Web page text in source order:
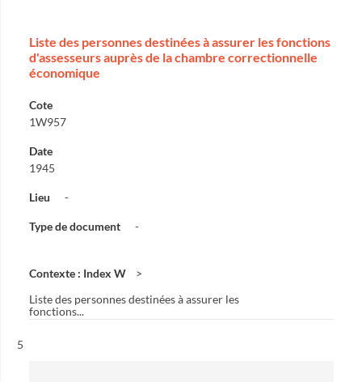
Liste des personnes destinées à assurer les fonctions
d'assesseurs auprès de la chambre correctionnelle
économique
Cote
1W957
Date
1945
Lieu -
Type de document -
Contexte : Index W
Liste des personnes destinées à assurer les
fonctions...
Résultat n°
5